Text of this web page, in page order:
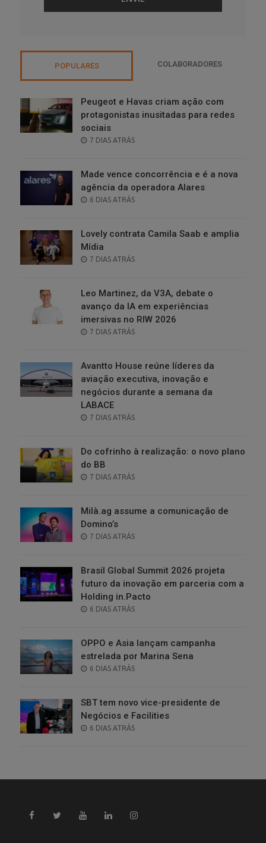
POPULARES COLABORADORES
Peugeot e Havas criam ação com
protagonistas inusitadas para redes
sociais
POSTED
7 DIAS ATRÁS
Made vence concorrência e é a nova
agência da operadora Alares
POSTED
6 DIAS ATRÁS
Lovely contrata Camila Saab e amplia
Mídia
POSTED
7 DIAS ATRÁS
Leo Martinez, da V3A, debate o
avanço da IA em experiências
imersivas no RIW 2026
POSTED
7 DIAS ATRÁS
Avantto House reúne líderes da
aviação executiva, inovação e
negócios durante a semana da
LABACE
POSTED
7 DIAS ATRÁS
Do cofrinho à realização: o novo plano
do BB
POSTED
7 DIAS ATRÁS
Milà.ag assume a comunicação de
Domino’s
POSTED
7 DIAS ATRÁS
Brasil Global Summit 2026 projeta
futuro da inovação em parceria com a
Holding in.Pacto
POSTED
6 DIAS ATRÁS
OPPO e Asia lançam campanha
estrelada por Marina Sena
POSTED
6 DIAS ATRÁS
SBT tem novo vice-presidente de
Negócios e Facilities
POSTED
6 DIAS ATRÁS